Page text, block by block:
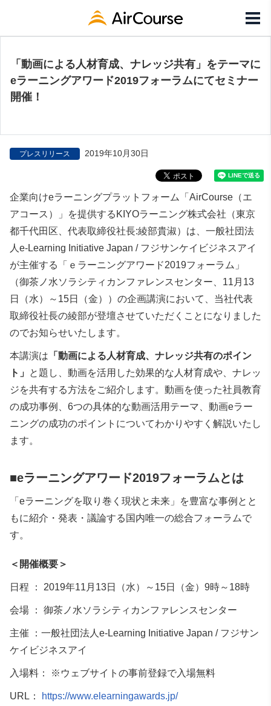
「動画による人材育成、ナレッジ共有」をテーマに
eラーニングアワード2019フォーラムにてセミナー
開催！
プレスリリース 2019年10月30日
企業向けeラーニングプラットフォーム「AirCourse（エ
アコース）」を提供するKIYOラーニング株式会社（東京
都千代田区、代表取締役社長:綾部貴淑）は、一般社団法
人e-Learning Initiative Japan / フジサンケイビジネスアイ
が主催する「ｅラーニングアワード2019フォーラム」
（御茶ノ水ソラシティカンファレンスセンター、11月13
日（水）～15日（金））の企画講演において、当社代表
取締役社長の綾部が登壇させていただくことになりました
のでお知らせいたします。
本講演は 「動画による人材育成、ナレッジ共有のポイン
ト」
と題し、動画を活用した効果的な人材育成や、ナレッ
ジを共有する方法をご紹介します。動画を使った社員教育
の成功事例、6つの具体的な動画活用テーマ、動画eラー
ニングの成功のポイントについてわかりやすく解説いたし
ます。
■eラーニングアワード2019フォーラムとは
「eラーニングを取り巻く現状と未来」を豊富な事例とと
もに紹介・発表・議論する国内唯一の総合フォーラムで
す。
＜開催概要＞
日程 ： 2019年11月13日（水）～15日（金）9時～18時
会場 ： 御茶ノ水ソラシティカンファレンスセンター
主催 ：一般社団法人e-Learning Initiative Japan / フジサン
ケイビジネスアイ
入場料： ※ウェブサイトの事前登録で入場無料
URL： https://www.elearningawards.jp/